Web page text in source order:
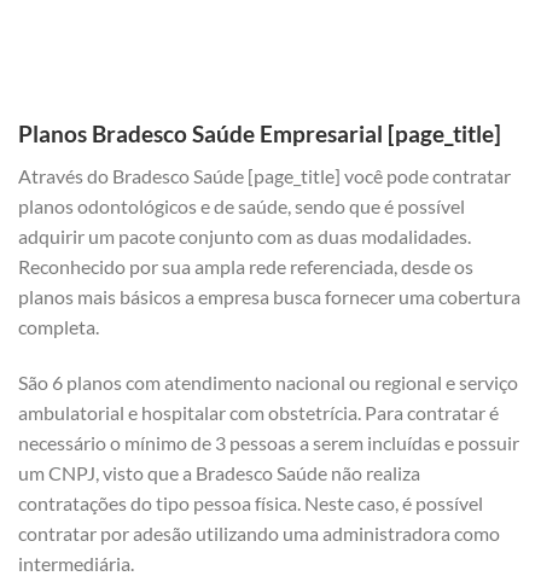
Planos Bradesco Saúde Empresarial [page_title]
Através do Bradesco Saúde [page_title] você pode contratar
planos odontológicos e de saúde, sendo que é possível
adquirir um pacote conjunto com as duas modalidades.
Reconhecido por sua ampla rede referenciada, desde os
planos mais básicos a empresa busca fornecer uma cobertura
completa.
São 6 planos com atendimento nacional ou regional e serviço
ambulatorial e hospitalar com obstetrícia. Para contratar é
necessário o mínimo de 3 pessoas a serem incluídas e possuir
um CNPJ, visto que a Bradesco Saúde não realiza
contratações do tipo pessoa física. Neste caso, é possível
contratar por adesão utilizando uma administradora como
intermediária.